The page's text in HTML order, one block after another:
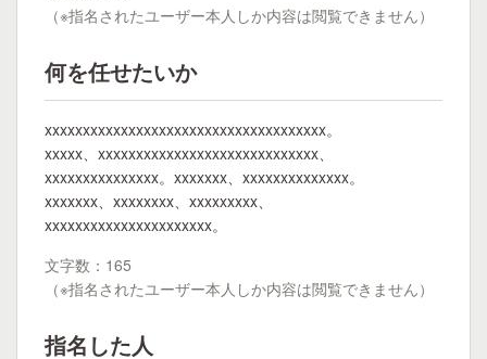
（※指名されたユーザー本人しか内容は閲覧できません）
何を任せたいか
xxxxxxxxxxxxxxxxxxxxxxxxxxxxxxxxxxxxx。
xxxxx、xxxxxxxxxxxxxxxxxxxxxxxxxxxxx、
xxxxxxxxxxxxxxx。xxxxxxx、xxxxxxxxxxxxxx。
xxxxxxx、xxxxxxxx、xxxxxxxxx、
xxxxxxxxxxxxxxxxxxxxxx。
文字数：165
（※指名されたユーザー本人しか内容は閲覧できません）
指名した人